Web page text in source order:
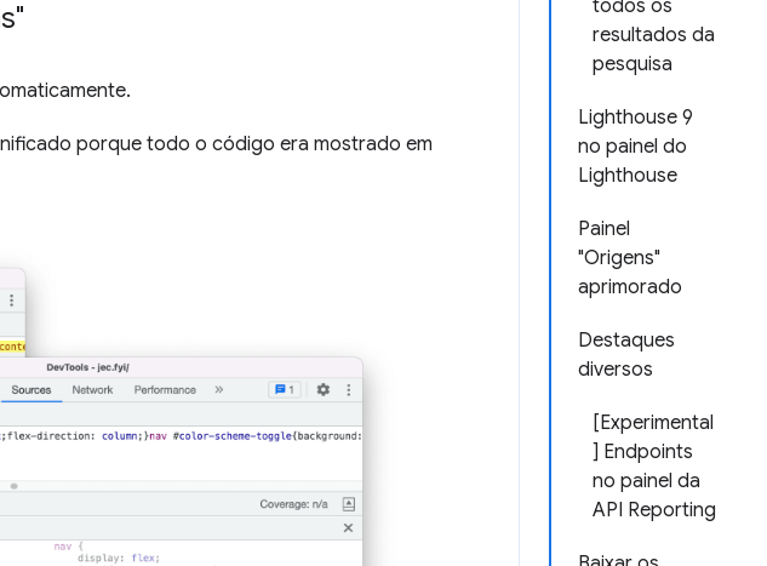
todos os
resultados da
pesquisa
Lighthouse 9
no painel do
Lighthouse
Painel
"Origens"
aprimorado
Destaques
diversos
[Experimental
] Endpoints
no painel da
API Reporting
porque todo o código era mostrado em